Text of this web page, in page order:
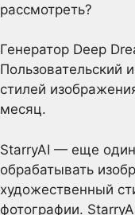
рассмотреть?
Генератор Deep
Пользовательский
стилей
месяц.
StarryAI — еще
обрабатывать
художественный
фотографии.